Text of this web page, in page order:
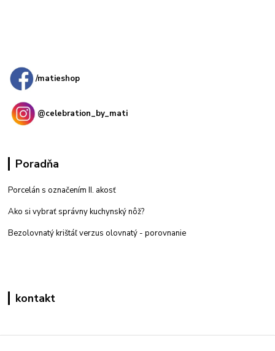
/matieshop
@celebration_by_mati
Poradňa
Porcelán s označením II. akosť
Ako si vybrať správny kuchynský nôž?
Bezolovnatý krištáľ verzus olovnatý - porovnanie
kontakt